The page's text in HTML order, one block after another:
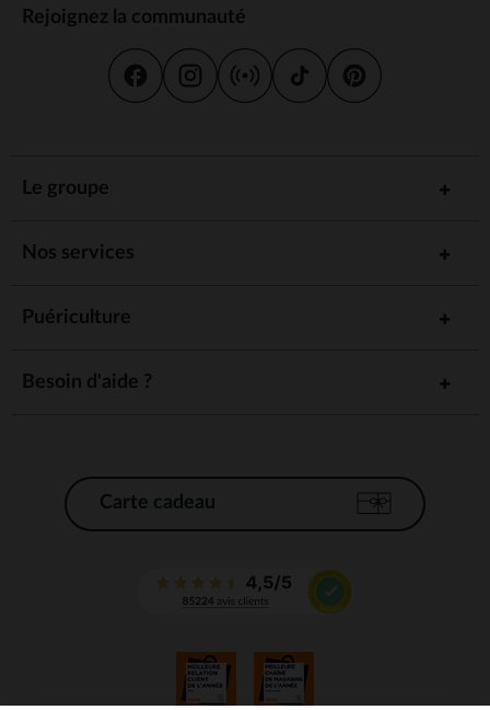
Rejoignez la communauté
Le groupe
Nos services
Puériculture
Besoin d'aide ?
Carte cadeau